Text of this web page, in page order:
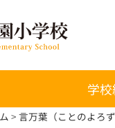
学
言万葉（ことのよろ